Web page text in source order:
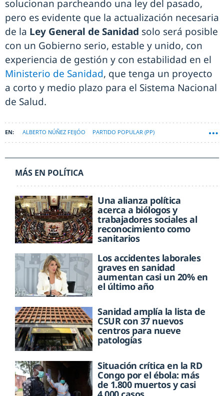
solucionan parcheando una ley del pasado,
pero es evidente que la actualización necesaria
de la Ley General de Sanidad solo será posible
con un Gobierno serio, estable y unido, con
experiencia de gestión y con estabilidad en el
Ministerio de Sanidad, que tenga un proyecto
a corto y medio plazo para el Sistema Nacional
de Salud.
ALBERTO NÚÑEZ FEIJÓO PARTIDO POPULAR (PP)
MÁS EN POLÍTICA
Una alianza política
acerca a biólogos y
trabajadores sociales al
reconocimiento como
sanitarios
Los accidentes laborales
graves en sanidad
aumentan casi un 20% en
el último año
Sanidad amplía la lista de
CSUR con 37 nuevos
centros para nueve
patologías
Situación crítica en la RD
Congo por el ébola: más
de 1.800 muertos y casi